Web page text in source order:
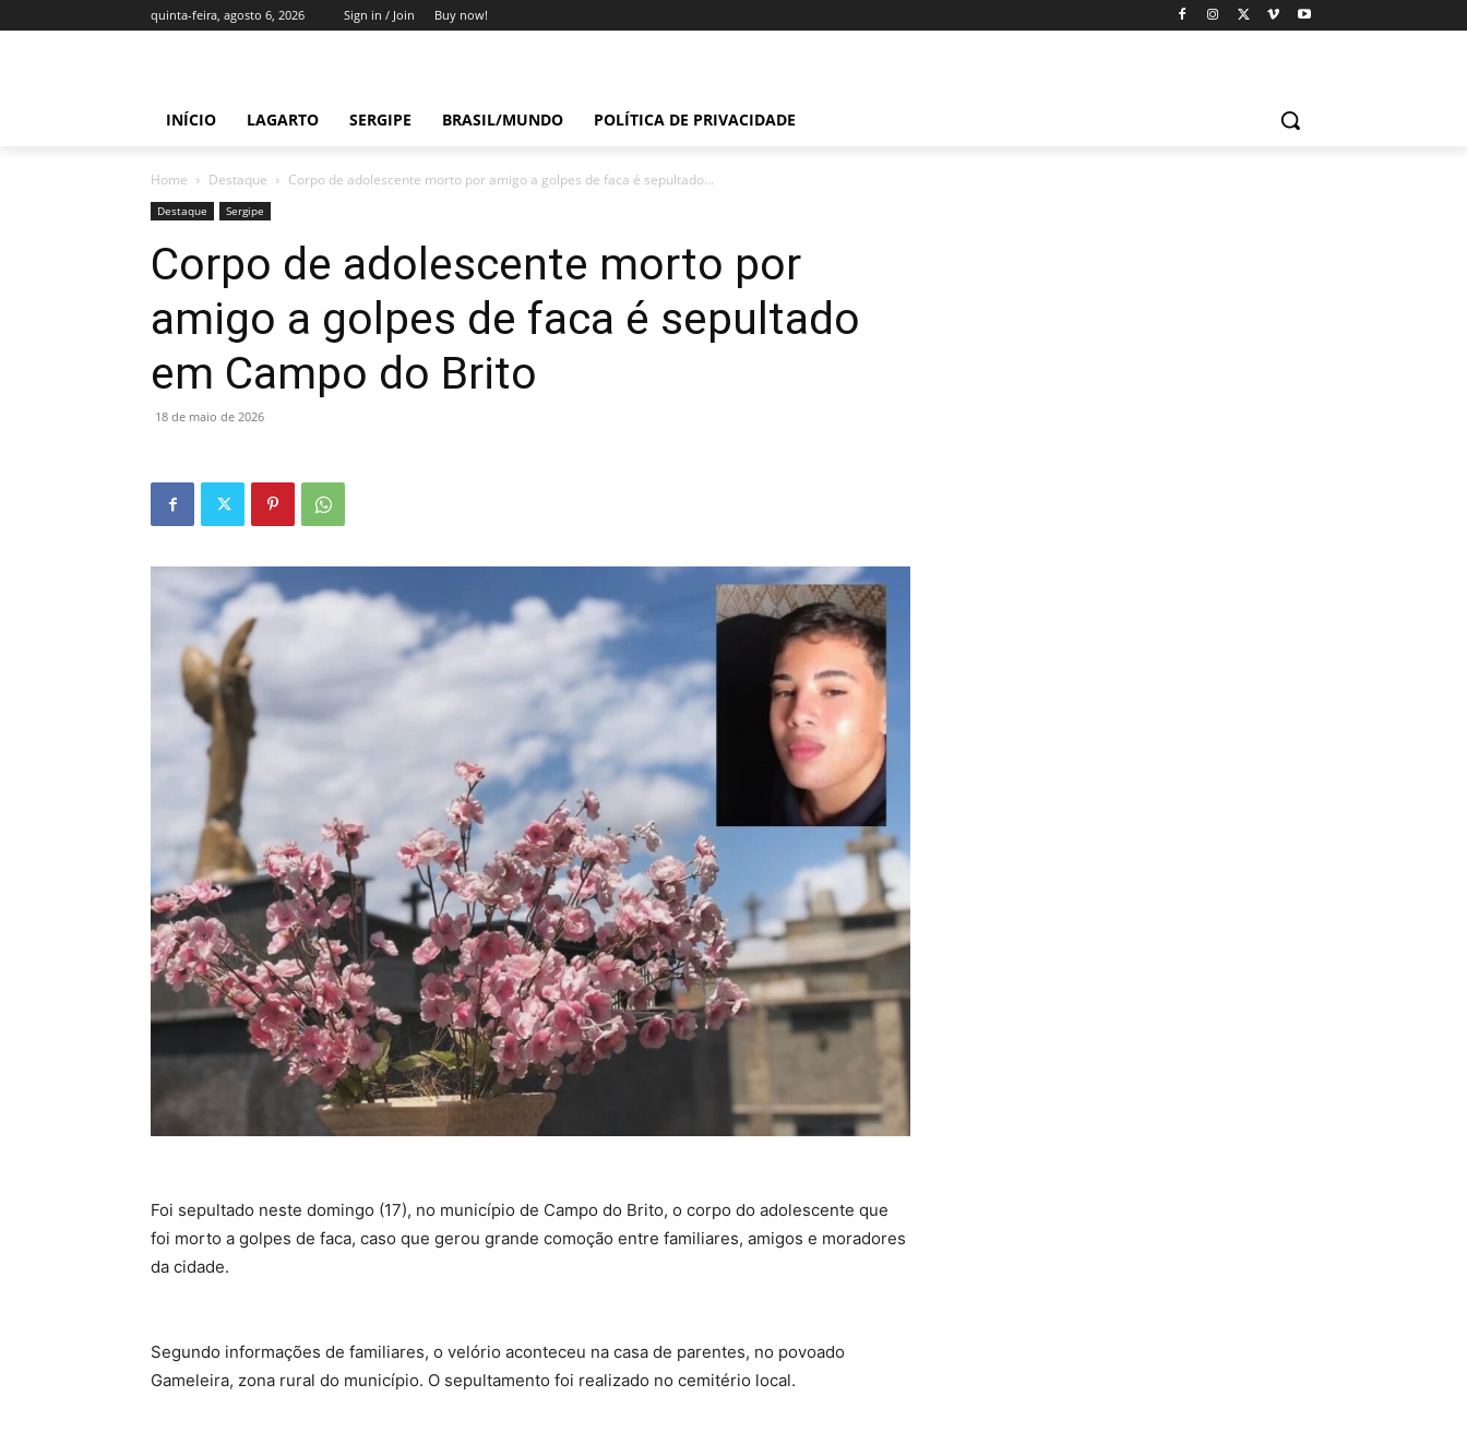
quinta-feira, agosto 6, 2026 Sign in / Join Buy now!
INÍCIO LAGARTO SERGIPE BRASIL/MUNDO POLÍTICA DE PRIVACIDADE
Home Destaque Corpo de adolescente morto por amigo a golpes de faca é sepultado...
Destaque Sergipe
Corpo de adolescente morto por
amigo a golpes de faca é sepultado
em Campo do Brito
18 de maio de 2026
Foi sepultado neste domingo (17), no município de Campo do Brito, o corpo do adolescente que
foi morto a golpes de faca, caso que gerou grande comoção entre familiares, amigos e moradores
da cidade.
Segundo informações de familiares, o velório aconteceu na casa de parentes, no povoado
Gameleira, zona rural do município. O sepultamento foi realizado no cemitério local.